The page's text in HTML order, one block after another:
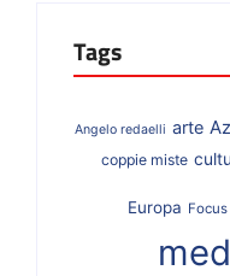
Tags
Angelo redaelli arte
coppie miste
Europa